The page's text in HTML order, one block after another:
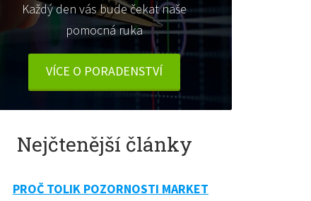
Každý den vás bude čekat naše
pomocná ruka
VÍCE O PORADENSTVÍ
Nejčtenější články
PROČ TOLIK POZORNOSTI MARKET